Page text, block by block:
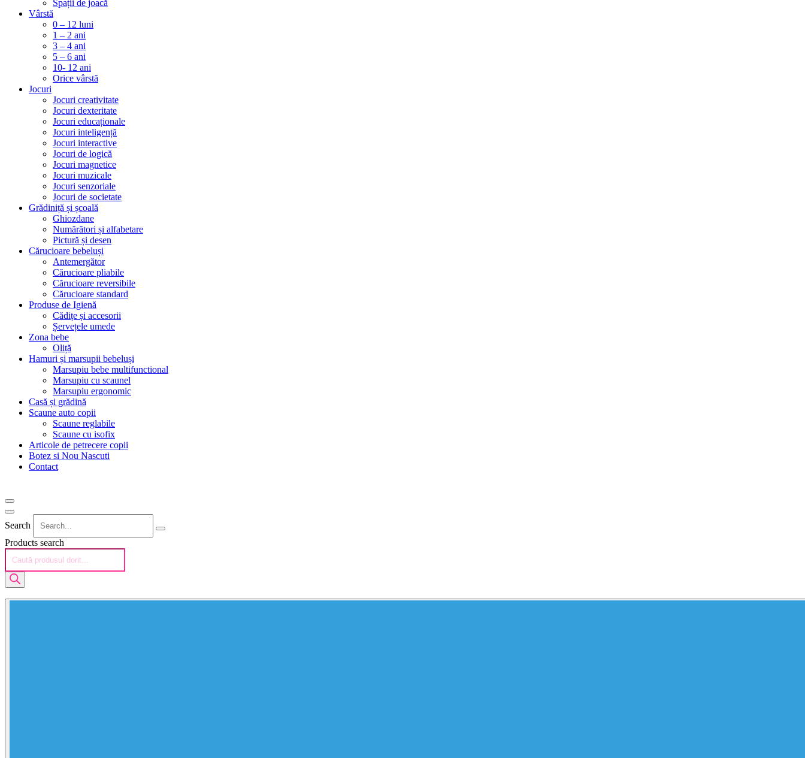
Spații de joacă
Vârstă
0 – 12 luni
1 – 2 ani
3 – 4 ani
5 – 6 ani
10- 12 ani
Orice vârstă
Jocuri
Jocuri creativitate
Jocuri dexteritate
Jocuri educaționale
Jocuri inteligență
Jocuri interactive
Jocuri de logică
Jocuri magnetice
Jocuri muzicale
Jocuri senzoriale
Jocuri de societate
Grădiniță și școală
Ghiozdane
Numărători și alfabetare
Pictură și desen
Cărucioare bebeluși
Antemergător
Cărucioare pliabile
Cărucioare reversibile
Cărucioare standard
Produse de Igienă
Cădițe și accesorii
Șervețele umede
Zona bebe
Oliță
Hamuri și marsupii bebeluși
Marsupiu bebe multifunctional
Marsupiu cu scaunel
Marsupiu ergonomic
Casă și grădină
Scaune auto copii
Scaune reglabile
Scaune cu isofix
Articole de petrecere copii
Botez si Nou Nascuti
Contact
Search
Products search